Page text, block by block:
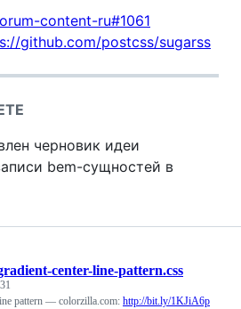
content-ru#1061
github.com/postcss/sugarss
черновик идеи
bem-сущностей в
center-line-pattern.css
pattern — colorzilla.com: http://bit.ly/1KJiA6p